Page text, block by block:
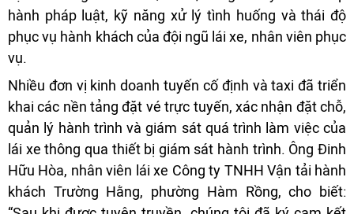
hành pháp luật, kỹ năng xử lý tình huống và thái độ
phục vụ hành khách của đội ngũ lái xe, nhân viên phục
vụ.
Nhiều đơn vị kinh doanh tuyến cố định và taxi đã triển
khai các nền tảng đặt vé trực tuyến, xác nhận đặt chỗ,
quản lý hành trình và giám sát quá trình làm việc của
lái xe thông qua thiết bị giám sát hành trình. Ông Đinh
Hữu Hòa, nhân viên lái xe Công ty TNHH Vận tải hành
khách Trường Hằng, phường Hàm Rồng, cho biết: